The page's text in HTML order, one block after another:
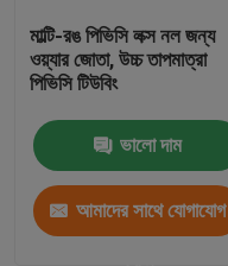
মাল্টি-রঙ পিভিসি লক্স নল জন্য
ওয়্যার জোতা, উচ্চ তাপমাত্রা
পিভিসি টিউবিং
ভালো দাম
আমাদের সাথে যোগাযোগ